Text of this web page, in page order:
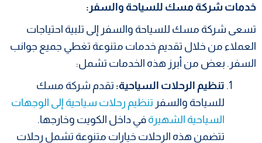
خدمات شركة مسك للسياحة والسفر:
تسعى شركة مسك للسياحة والسفر إلى تلبية احتياجات
العملاء من خلال تقديم خدمات متنوعة تغطي جميع جوانب
السفر. بعض من أبرز هذه الخدمات تشمل:
تنظيم الرحلات السياحية: تقدم شركة مسك
للسياحة والسفر تنظيم رحلات سياحية إلى الوجهات
السياحية الشهيرة في داخل الكويت وخارجها.
تتضمن هذه الرحلات خيارات متنوعة تشمل رحلات